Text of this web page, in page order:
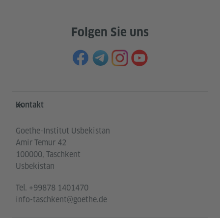
Folgen Sie uns
Service- und Informationsbereich
Kontakt
Goethe-Institut Usbekistan
Amir Temur 42
100000, Taschkent
Usbekistan
Tel. +99878 1401470
info-taschkent@goethe.de